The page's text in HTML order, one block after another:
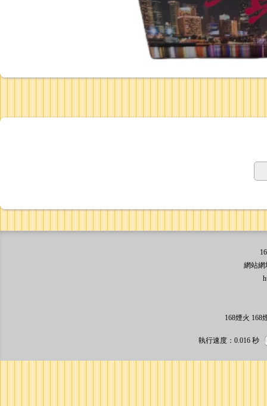
網站網
http://
168煙火 168
執行速度 ：0.016 秒